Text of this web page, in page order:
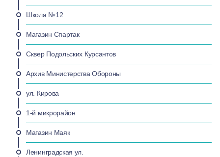
Школа №12
Магазин Спартак
Сквер Подольских Курсантов
Архив Министерства Обороны
ул. Кирова
1-й микрорайон
Магазин Маяк
Ленинградская ул.